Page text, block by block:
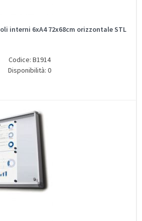
interni 6xA4 72x68cm orizzontale STL
Codice: B1914
Disponibilità: 0